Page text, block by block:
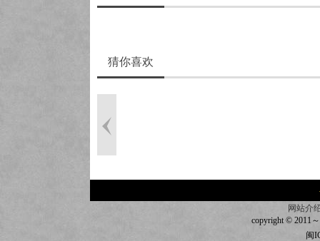
猜你喜欢
网站介
copyright © 2011
闽